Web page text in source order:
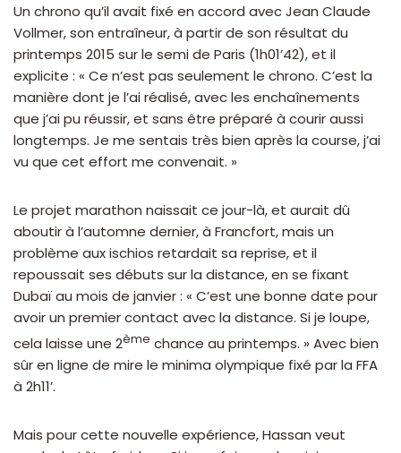
Un chrono qu’il avait fixé en accord avec Jean Claude
Vollmer, son entraîneur, à partir de son résultat du
printemps 2015 sur le semi de Paris (1h01’42), et il
explicite : « Ce n’est pas seulement le chrono. C’est la
manière dont je l’ai réalisé, avec les enchaînements
que j’ai pu réussir, et sans être préparé à courir aussi
longtemps. Je me sentais très bien après la course, j’ai
vu que cet effort me convenait. »
Le projet marathon naissait ce jour-là, et aurait dû
aboutir à l’automne dernier, à Francfort, mais un
problème aux ischios retardait sa reprise, et il
repoussait ses débuts sur la distance, en se fixant
Dubaï au mois de janvier : « C’est une bonne date pour
avoir un premier contact avec la distance. Si je loupe,
cela laisse une 2ème chance au printemps. » Avec bien
sûr en ligne de mire le minima olympique fixé par la FFA
à 2h11’.
Mais pour cette nouvelle expérience, Hassan veut